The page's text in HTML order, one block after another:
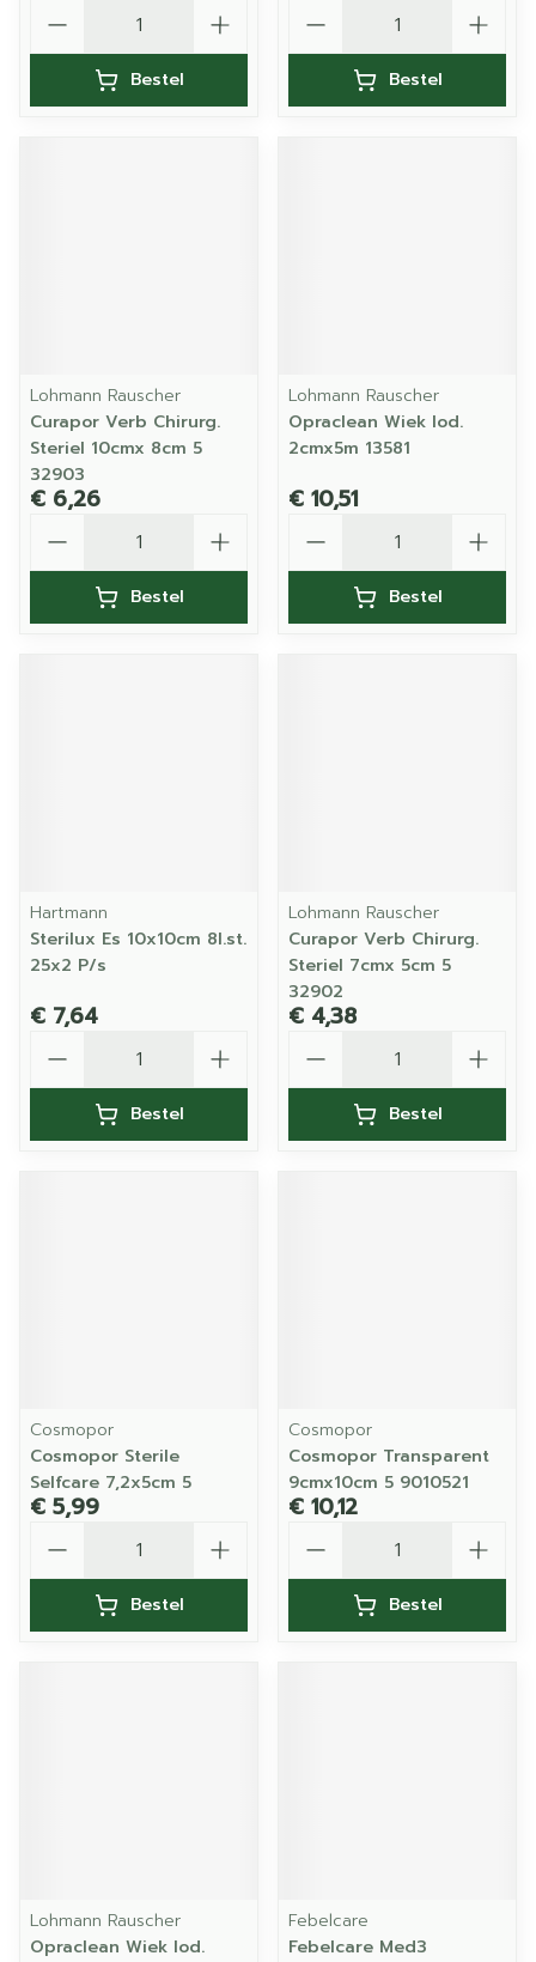
Bestel Bestel
Lohmann Rauscher
Curapor Verb Chirurg.
Steriel 10cmx 8cm 5
32903
€ 6,26
Bestel
Lohmann Rauscher
Opraclean Wiek Iod.
2cmx5m 13581
€ 10,51
Bestel
Hartmann
Sterilux Es 10x10cm 8l.st.
25x2 P/s
€ 7,64
Bestel
Lohmann Rauscher
Curapor Verb Chirurg.
Steriel 7cmx 5cm 5
32902
€ 4,38
Bestel
Cosmopor
Cosmopor Sterile
Selfcare 7,2x5cm 5
€ 5,99
Bestel
Cosmopor
Cosmopor Transparent
9cmx10cm 5 9010521
€ 10,12
Bestel
Lohmann Rauscher
Opraclean Wiek Iod.
Febelcare
Febelcare Med3